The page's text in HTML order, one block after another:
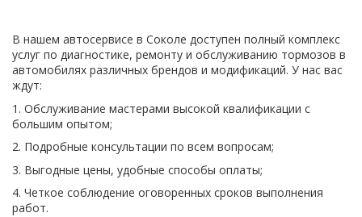
В нашем автосервисе в Соколе доступен полный комплекс
услуг по диагностике, ремонту и обслуживанию тормозов в
автомобилях различных брендов и модификаций. У нас вас
ждут:
1. Обслуживание мастерами высокой квалификации с
большим опытом;
2. Подробные консультации по всем вопросам;
3. Выгодные цены, удобные способы оплаты;
4. Четкое соблюдение оговоренных сроков выполнения
работ.